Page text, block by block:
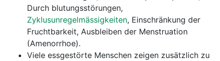
Durch blutungsstörungen,
Zyklusunregelmässigkeiten, Einschränkung der
Fruchtbarkeit, Ausbleiben der Menstruation
(Amenorrhoe).
Viele essgestörte Menschen zeigen zusätzlich zu